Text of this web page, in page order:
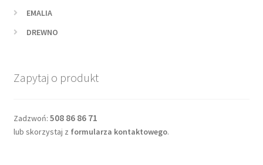
EMALIA
DREWNO
Zapytaj o produkt
Zadzwoń: 508 86 86 71
lub skorzystaj z formularza kontaktowego.